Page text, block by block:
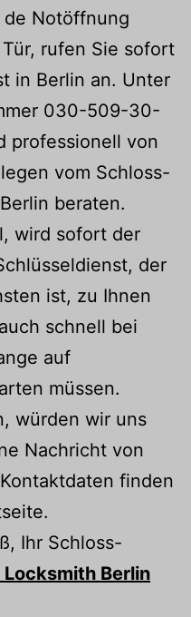
de Notöffnung
rufen Sie sofort
in Berlin an. Unter
030-509-30-
professionell von
vom Schloss-
beraten.
wird sofort der
der
ist, zu Ihnen
schnell bei
auf
müssen.
würden wir uns
Nachricht von
finden
Ihr Schloss-
Berlin